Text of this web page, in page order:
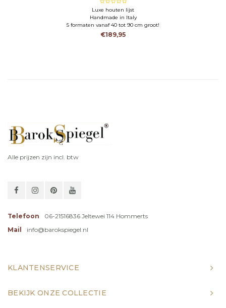
Luxe houten lijst
Handmade in Italy
5 formaten vanaf 40 tot 90 cm groot!
€189,95
Alle prijzen zijn incl. btw
Telefoon
06-21516836 Jeltewei 114 Hommerts
Mail
info@barokspiegel.nl
KLANTENSERVICE
BEKIJK ONZE COLLECTIE